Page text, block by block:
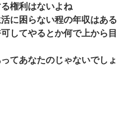
０年、手取り１４万 → 俺「２２万も
職したい」義父「クビ！（激怒」嫁
たいことはありますか」バカ夫
ほしい」裁判官「どうぞ」
と暮らせ」息子「やった＾＾」私
）
権利はないよね
に困らない程の年収はある
してやるとか何で上から目
てあなたのじゃないでしょ